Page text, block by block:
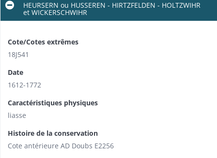
HEURSERN ou HUSSEREN - HIRTZFELDEN - HOLTZWIHR
et WICKERSCHWIHR​
Cote/Cotes extrêmes
18J541
Date
1612-1772
Caractéristiques physiques
liasse
Histoire de la conservation
Cote antérieure AD Doubs E2256